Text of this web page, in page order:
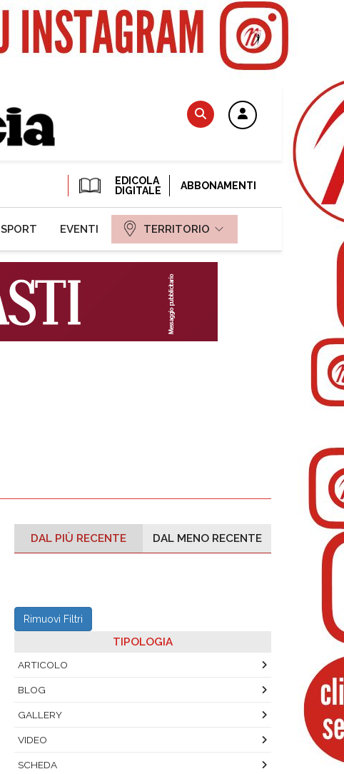
EDICOLA
DIGITALE
ABBONAMENTI
SPORT EVENTI TERRITORIO
DAL PIÙ RECENTE DAL MENO RECENTE
Rimuovi Filtri
TIPOLOGIA
ARTICOLO
BLOG
GALLERY
VIDEO
SCHEDA